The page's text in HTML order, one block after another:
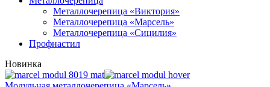
Металлочерепица «Виктория»
Металлочерепица «Марсель»
Металлочерепица «Сицилия»
Профнастил
Новинка